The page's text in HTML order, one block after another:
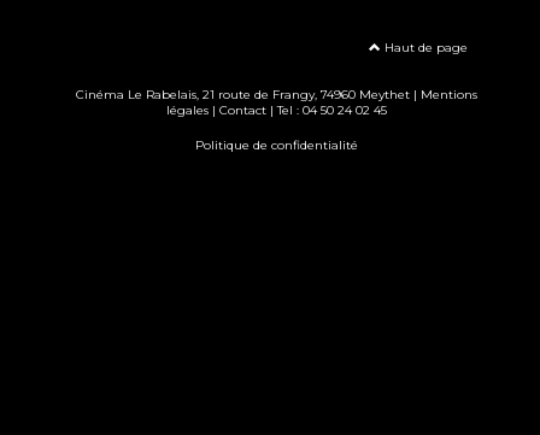
Haut de page
Cinéma Le Rabelais, 21 route de Frangy, 74960 Meythet | Mentions
légales| Contact| Tel : 04 50 24 02 45
Politique de confidentialité